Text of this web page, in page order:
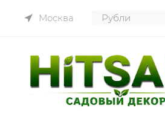
Москва